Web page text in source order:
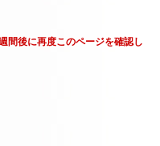
間後に再度このページを確認し